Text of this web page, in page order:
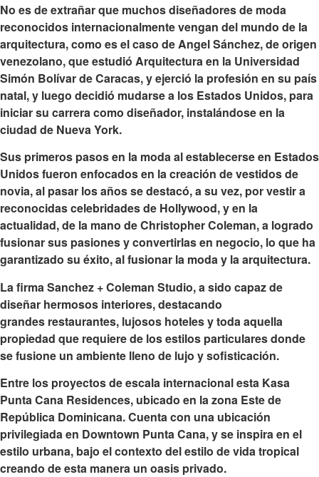
No es de extrañar que muchos diseñadores de moda
reconocidos internacionalmente vengan del mundo de la
arquitectura, como es el caso de Angel Sánchez, de origen
venezolano, que estudió Arquitectura en la Universidad
Simón Bolívar de Caracas, y ejerció la profesión en su país
natal, y luego decidió mudarse a los Estados Unidos, para
iniciar su carrera como diseñador, instalándose en la
ciudad de Nueva York.
Sus primeros pasos en la moda al establecerse en Estados
Unidos fueron enfocados en la creación de vestidos de
novia, al pasar los años se destacó, a su vez, por vestir a
reconocidas celebridades de Hollywood, y en la
actualidad, de la mano de Christopher Coleman, a logrado
fusionar sus pasiones y convertirlas en negocio, lo que ha
garantizado su éxito, al fusionar la moda y la arquitectura.
La firma Sanchez + Coleman Studio, a sido capaz de
diseñar hermosos interiores, destacando
grandes restaurantes, lujosos hoteles y toda aquella
propiedad que requiere de los estilos particulares donde
se fusione un ambiente lleno de lujo y sofisticación.
Entre los proyectos de escala internacional esta Kasa
Punta Cana Residences, ubicado en la zona Este de
República Dominicana. Cuenta con una ubicación
privilegiada en Downtown Punta Cana, y se inspira en el
estilo urbana, bajo el contexto del estilo de vida tropical
creando de esta manera un oasis privado.